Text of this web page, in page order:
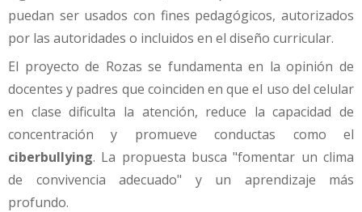
puedan ser usados con fines pedagógicos, autorizados
por las autoridades o incluidos en el diseño curricular.
El proyecto de Rozas se fundamenta en la opinión de
docentes y padres que coinciden en que el uso del celular
en clase dificulta la atención, reduce la capacidad de
concentración y promueve conductas como el
ciberbullying. La propuesta busca "fomentar un clima
de convivencia adecuado" y un aprendizaje más
profundo.